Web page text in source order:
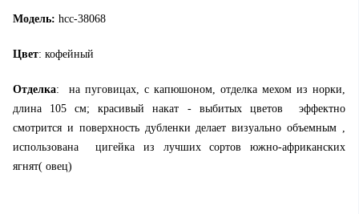
Модель: hcc-38068
Цвет: кофейный
Отделка: на пуговицах, с капюшоном, отделка мехом из норки,
длина 105 см; красивый накат - выбитых цветов эффектно
смотрится и поверхность дубленки делает визуально объемным ,
использована цигейка из лучших сортов южно-африканских
ягнят( овец)